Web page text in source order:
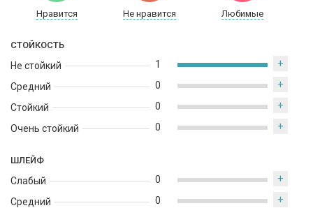
Нравится Не нравится Любимые
СТОЙКОСТЬ
Не стойкий
Средний
Стойкий
Очень стойкий
1 +
0 +
0 +
0 +
ШЛЕЙФ
Слабый
Средний
0 +
0 +